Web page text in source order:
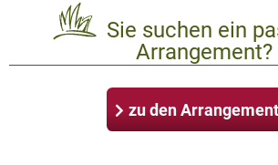
Sie suchen ein
Arrangement?
zu den